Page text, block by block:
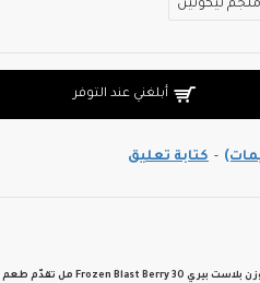
- كتابة تعليق
أبلغني عند التوفر
تقدّم طعم